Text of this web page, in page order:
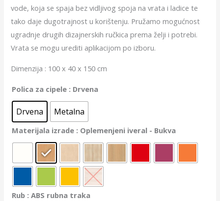
vode, koja se spaja bez vidljivog spoja na vrata i ladice te
tako daje dugotrajnost u korištenju. Pružamo mogućnost
ugradnje drugih dizajnerskih ručkica prema želji i potrebi.
Vrata se mogu urediti aplikacijom po izboru.
Dimenzija : 100 x 40 x 150 cm
Polica za cipele : Drvena
Drvena Metalna
Materijala izrade : Oplemenjeni iveral - Bukva
Rub : ABS rubna traka